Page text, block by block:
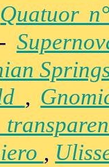
Quatuor
,
,